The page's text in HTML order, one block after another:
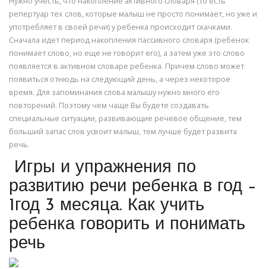
репертуар тех слов, которые малыш не просто понимает, но уже и
употребляет в своей речи) у ребенка происходит скачками.
Сначала идет период накопления пассивного словаря (ребенок
понимает слово, но еще не говорит его), а затем уже это слово
появляется в активном словаре ребенка. Причем слово может
появиться отнюдь на следующий день, а через некоторое
время. Для запоминания слова малышу нужно много его
повторений. Поэтому чем чаще Вы будете создавать
специальные ситуации, развивающие речевое общение, тем
больший запас слов усвоит малыш, тем лучше будет развита
речь.
Игры и упражнения по
развитию речи ребенка в год –
1год 3 месяца. Как учить
ребенка говорить и понимать
речь